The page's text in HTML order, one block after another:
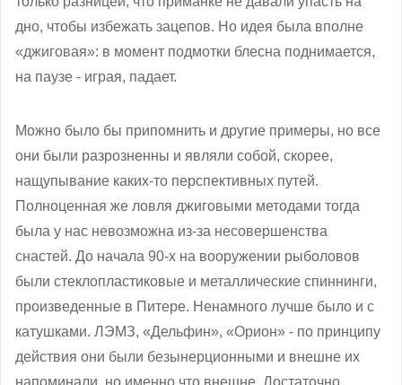
дно, чтобы избежать зацепов. Но идея была вполне
«джиговая»: в момент подмотки блесна поднимается,
на паузе - играя, падает.
Можно было бы припомнить и другие примеры, но все
они были разрозненны и являли собой, скорее,
нащупывание каких-то перспективных путей.
Полноценная же ловля джиговыми методами тогда
была у нас невозможна из-за несовершенства
снастей. До начала 90-х на вооружении рыболовов
были стеклопластиковые и металлические спиннинги,
произведенные в Питере. Ненамного лучше было и с
катушками. ЛЭМЗ, «Дельфин», «Орион» - по принципу
действия они были безынерционными и внешне их
напоминали, но именно что внешне. Достаточно